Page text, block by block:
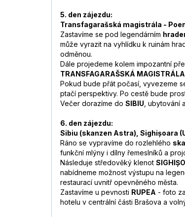
5. den zájezdu:
Transfagarašská magistrála -
Zastavíme se pod legendárním
může vyrazit na vyhlídku k ruinám
odměnou.
Dále projedeme kolem impozantní
TRANSFAGARAŠSKÁ MAGISTRÁLA
Pokud bude přát počasí, vyvezeme
ptačí perspektivy. Po cestě bude
Večer dorazíme do SIBIU ,
6. den zájezdu:
Sibiu (skanzen Astra), Sighișoara
Ráno se vypravíme do rozlehlého
funkční mlýny i dílny řemeslníků a
Následuje středověký klenot
nabídneme možnost výstupu na
restaurací uvnitř opevněného města.
Zastavíme u pevnosti RUPEA - foto
hotelu v centrální části Brašova a